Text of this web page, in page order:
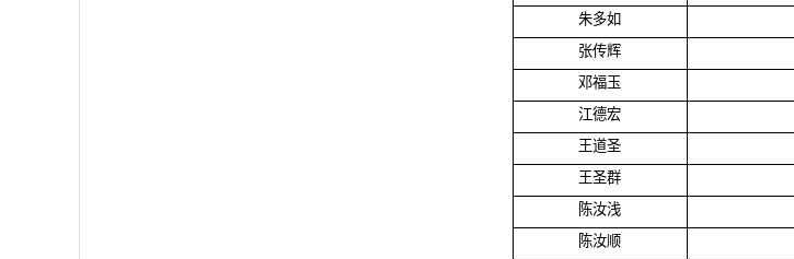
朱多如
张传辉
邓福玉
江德宏
王道圣
王圣群
陈汝浅
陈汝顺